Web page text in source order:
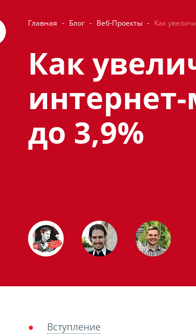
Главная - Блог - Веб-Проекты - Как
Как
до 3,9%
Вступление